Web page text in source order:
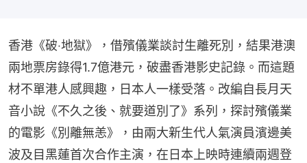
香港《破‧地獄》，借殯儀業談討生離死別，結果港澳
兩地票房錄得1.7億港元，破盡香港影史記錄。而這題
材不單港人感興趣，日本人一樣受落。改編自長月天
音小說《不久之後、就要道別了》系列，探討殯儀業
的電影《別離無恙》，由兩大新生代人氣演員濱邊美
波及目黑蓮首次合作主演，在日本上映時連續兩週登